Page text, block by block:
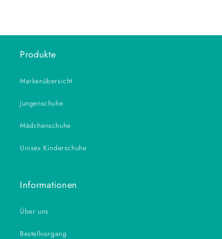
Produkte
Markenübersicht
Jungenschuhe
Mädchenschuhe
Unisex Kinderschuhe
Informationen
Über uns
Bestellvorgang